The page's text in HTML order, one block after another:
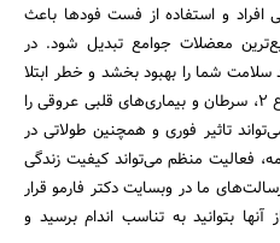
و استفاده از فست فودها باعث
معضلات جوامع تبدیل شود. در
سلامت شما را بهبود بخشد و خطر ابتلا
به بیماری‌های مختلف مانند دیابت نوع 2، سرطان و بیماری‌های قلبی عروقی را
تاثیر فوری و همچنین طولاتی در
فعالیت منظم می‌تواند کیفیت زندگی
ما در وبسایت دکتر فارمو قرار
بتوانید به تناسب اندام برسید و